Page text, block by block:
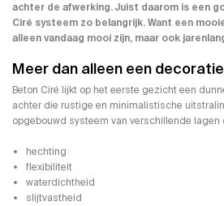
achter de afwerking. Juist daarom is een
Ciré systeem zo belangrijk. Want een
alleen vandaag mooi zijn, maar ook
Meer dan alleen een
Beton Ciré lijkt op het eerste gezicht een
achter die rustige en minimalistische
opgebouwd systeem van verschillende lagen
hechting
flexibiliteit
waterdichtheid
slijtvastheid